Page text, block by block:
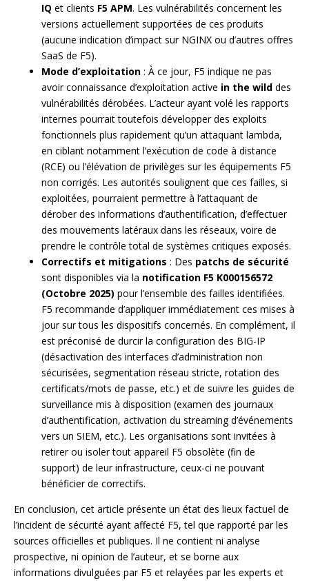
IQ et clients F5 APM. Les vulnérabilités concernent les
versions actuellement supportées de ces produits
(aucune indication d’impact sur NGINX ou d’autres offres
SaaS de F5).
Mode d’exploitation : À ce jour, F5 indique ne pas
avoir connaissance d’exploitation active in the wild des
vulnérabilités dérobées. L’acteur ayant volé les rapports
internes pourrait toutefois développer des exploits
fonctionnels plus rapidement qu’un attaquant lambda,
en ciblant notamment l’exécution de code à distance
(RCE) ou l’élévation de privilèges sur les équipements F5
non corrigés. Les autorités soulignent que ces failles, si
exploitées, pourraient permettre à l’attaquant de
dérober des informations d’authentification, d’effectuer
des mouvements latéraux dans les réseaux, voire de
prendre le contrôle total de systèmes critiques exposés.
Correctifs et mitigations : Des patchs de sécurité
sont disponibles via la notification F5 K000156572
(Octobre 2025) pour l’ensemble des failles identifiées.
F5 recommande d’appliquer immédiatement ces mises à
jour sur tous les dispositifs concernés. En complément, il
est préconisé de durcir la configuration des BIG-IP
(désactivation des interfaces d’administration non
sécurisées, segmentation réseau stricte, rotation des
certificats/mots de passe, etc.) et de suivre les guides de
surveillance mis à disposition (examen des journaux
d’authentification, activation du streaming d’événements
vers un SIEM, etc.). Les organisations sont invitées à
retirer ou isoler tout appareil F5 obsolète (fin de
support) de leur infrastructure, ceux-ci ne pouvant
bénéficier de correctifs.
En conclusion, cet article présente un état des lieux factuel de
l’incident de sécurité ayant affecté F5, tel que rapporté par les
sources officielles et publiques. Il ne contient ni analyse
prospective, ni opinion de l’auteur, et se borne aux
informations divulguées par F5 et relayées par les experts et